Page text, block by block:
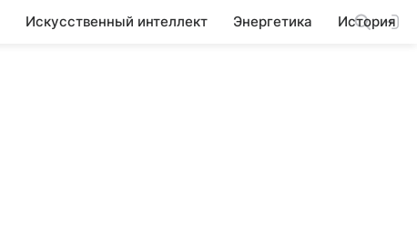
Искусственный интеллект Энергетика История